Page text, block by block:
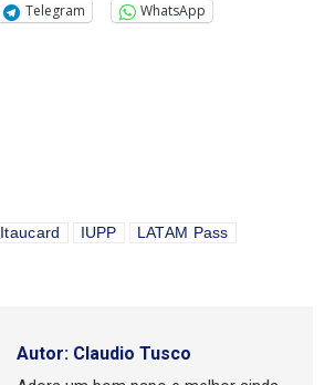
Telegram WhatsApp
Itaucard IUPP LATAM Pass
Autor: Claudio Tusco